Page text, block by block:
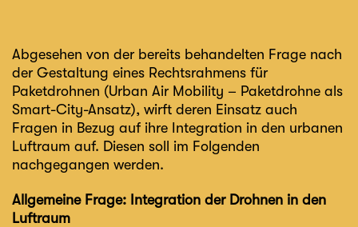
Abgesehen von der bereits behandelten Frage nach
der Gestaltung eines Rechtsrahmens für
Paketdrohnen (Urban Air Mobility – Paketdrohne als
Smart-City-Ansatz), wirft deren Einsatz auch
Fragen in Bezug auf ihre Integration in den urbanen
Luftraum auf. Diesen soll im Folgenden
nachgegangen werden.
Allgemeine Frage: Integration der Drohnen in den
Luftraum